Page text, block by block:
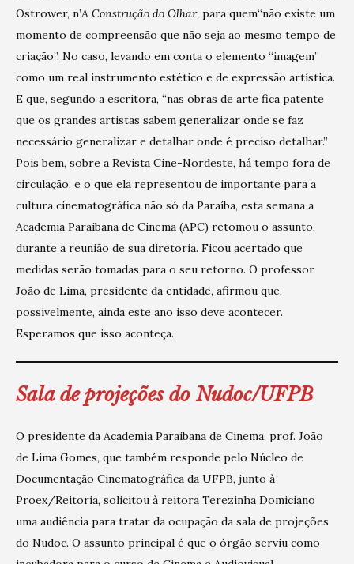
Ostrower, n’A Construção do Olhar, para quem“não existe um
momento de compreensão que não seja ao mesmo tempo de
criação”. No caso, levando em conta o elemento “imagem”
como um real instrumento estético e de expressão artística.
E que, segundo a escritora, “nas obras de arte fica patente
que os grandes artistas sabem generalizar onde se faz
necessário generalizar e detalhar onde é preciso detalhar.”
Pois bem, sobre a Revista Cine-Nordeste, há tempo fora de
circulação, e o que ela representou de importante para a
cultura cinematográfica não só da Paraíba, esta semana a
Academia Paraibana de Cinema (APC) retomou o assunto,
durante a reunião de sua diretoria. Ficou acertado que
medidas serão tomadas para o seu retorno. O professor
João de Lima, presidente da entidade, afirmou que,
possivelmente, ainda este ano isso deve acontecer.
Esperamos que isso aconteça.
Sala de projeções do Nudoc/UFPB
O presidente da Academia Paraibana de Cinema, prof. João
de Lima Gomes, que também responde pelo Núcleo de
Documentação Cinematográfica da UFPB, junto à
Proex/Reitoria, solicitou à reitora Terezinha Domiciano
uma audiência para tratar da ocupação da sala de projeções
do Nudoc. O assunto principal é que o órgão serviu como